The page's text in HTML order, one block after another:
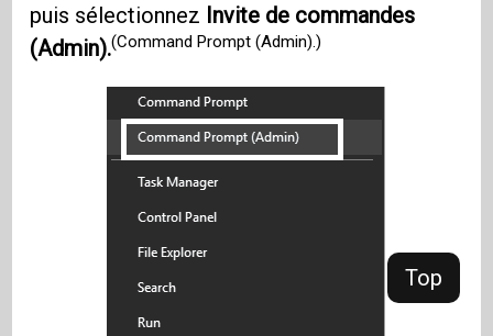
Top
puis sélectionnez Invite de commandes
(Admin).(Command Prompt (Admin).)